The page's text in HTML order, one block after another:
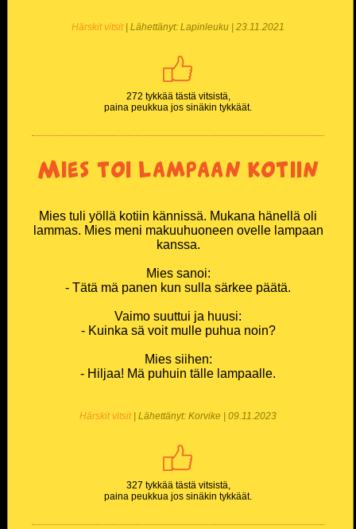
Härskit vitsit| Lähettänyt: Lapinleuku | 23.11.2021
272 tykkää tästä vitsistä,
paina peukkua jos sinäkin tykkäät.
Mies toi lampaan kotiin
Mies tuli yöllä kotiin kännissä. Mukana hänellä oli
lammas. Mies meni makuuhuoneen ovelle lampaan
kanssa.
Mies sanoi:
- Tätä mä panen kun sulla särkee päätä.
Vaimo suuttui ja huusi:
- Kuinka sä voit mulle puhua noin?
Mies siihen:
- Hiljaa! Mä puhuin tälle lampaalle.
Härskit vitsit| Lähettänyt: Korvike | 09.11.2023
327 tykkää tästä vitsistä,
paina peukkua jos sinäkin tykkäät.